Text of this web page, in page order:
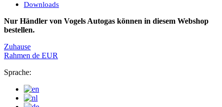
Downloads
Nur Händler von Vogels Autogas können in diesem Webshop
bestellen.
Zuhause
Rahmen de EUR
Sprache: